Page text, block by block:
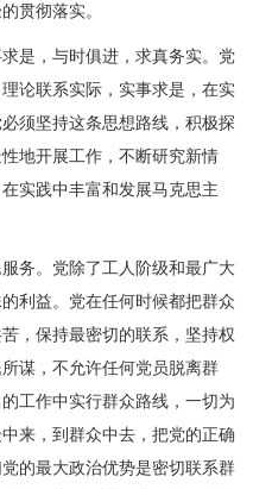
贯彻落实。
，与时俱进，求真务实。党
论联系实际，实事求是，在实
须坚持这条思想路线，积极探
地开展工作，不断研究新情
实践中丰富和发展马克思主
。党除了工人阶级和最广大
利益。党在任何时候都把群众
，保持最密切的联系，坚持权
谋，不允许任何党员脱离群
工作中实行群众路线，一切为
来，到群众中去，把党的正确
的最大政治优势是密切联系群